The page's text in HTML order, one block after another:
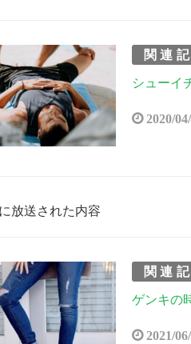
関連
シューイ
2020/
放送された内容
関連
ゲンキの
2021/